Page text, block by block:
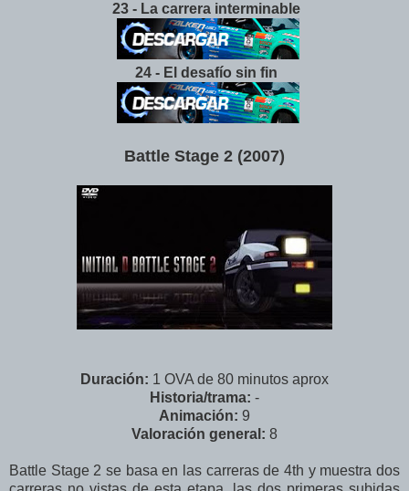
23 - La carrera interminable
24 - El desafío sin fin
Battle Stage 2 (2007)
Duración: 1 OVA de 80 minutos aprox
Historia/trama: -
Animación: 9
Valoración general : 8
Battle Stage 2 se basa en las carreras de 4th y muestra dos